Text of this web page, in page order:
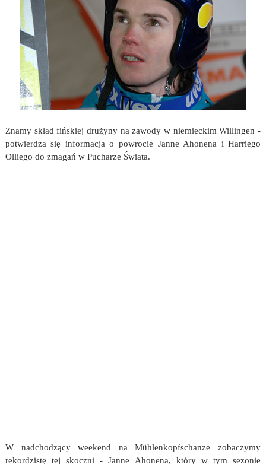
Znamy skład fińskiej drużyny na zawody w niemieckim Willingen -
potwierdza się informacja o powrocie Janne Ahonena i Harriego
Olliego do zmagań w Pucharze Świata.
W nadchodzący weekend na Mühlenkopfschanze zobaczymy
rekordzistę tej skoczni - Janne Ahonena, który w tym sezonie